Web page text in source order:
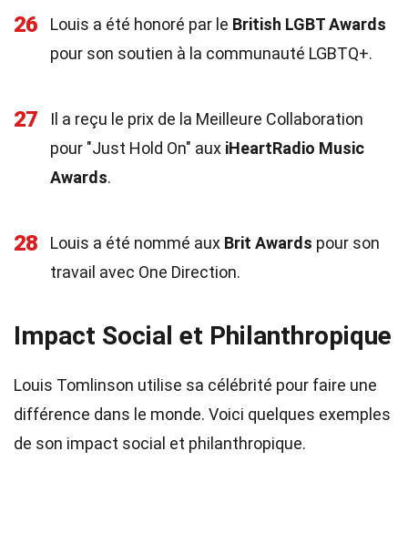
26 Louis a été honoré par le British LGBT Awards
pour son soutien à la communauté LGBTQ+.
27
Il a reçu le prix de la Meilleure Collaboration
pour "Just Hold On" aux iHeartRadio Music
Awards.
28 Louis a été nommé aux Brit Awards pour son
travail avec One Direction.
Impact Social et Philanthropique
Louis Tomlinson utilise sa célébrité pour faire une
différence dans le monde. Voici quelques exemples
de son impact social et philanthropique.